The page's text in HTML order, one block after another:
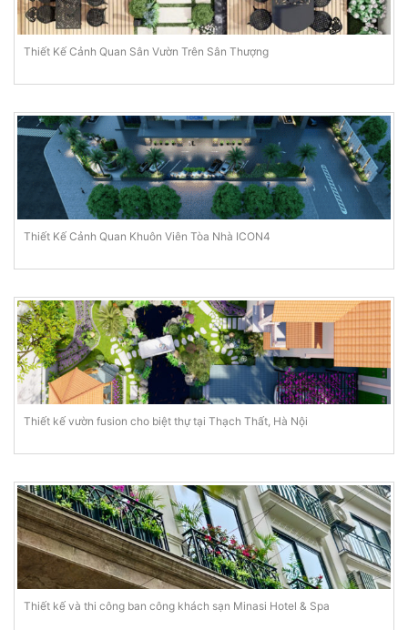
Thiết Kế Cảnh Quan Sân Vườn Trên Sân Thượng
Thiết Kế Cảnh Quan Khuôn Viên Tòa Nhà ICON4
Thiết kế vườn fusion cho biệt thự tại Thạch Thất, Hà Nội
Thiết kế và thi công ban công khách sạn Minasi Hotel & Spa